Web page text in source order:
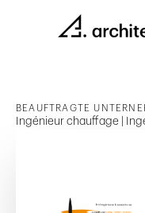
BEAUFTRAGTE
Ingénieur chauffage |